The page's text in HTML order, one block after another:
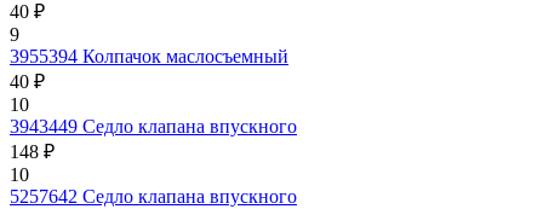
40 ₽
9
3955394 Колпачок маслосъемный
40 ₽
10
3943449 Седло клапана впускного
148 ₽
10
5257642 Седло клапана впускного